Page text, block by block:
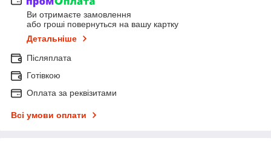
Ви отримаєте замовлення
або гроші повернуться на вашу картку
Детальніше
Післяплата
Готівкою
Оплата за реквізитами
Всі умови оплати